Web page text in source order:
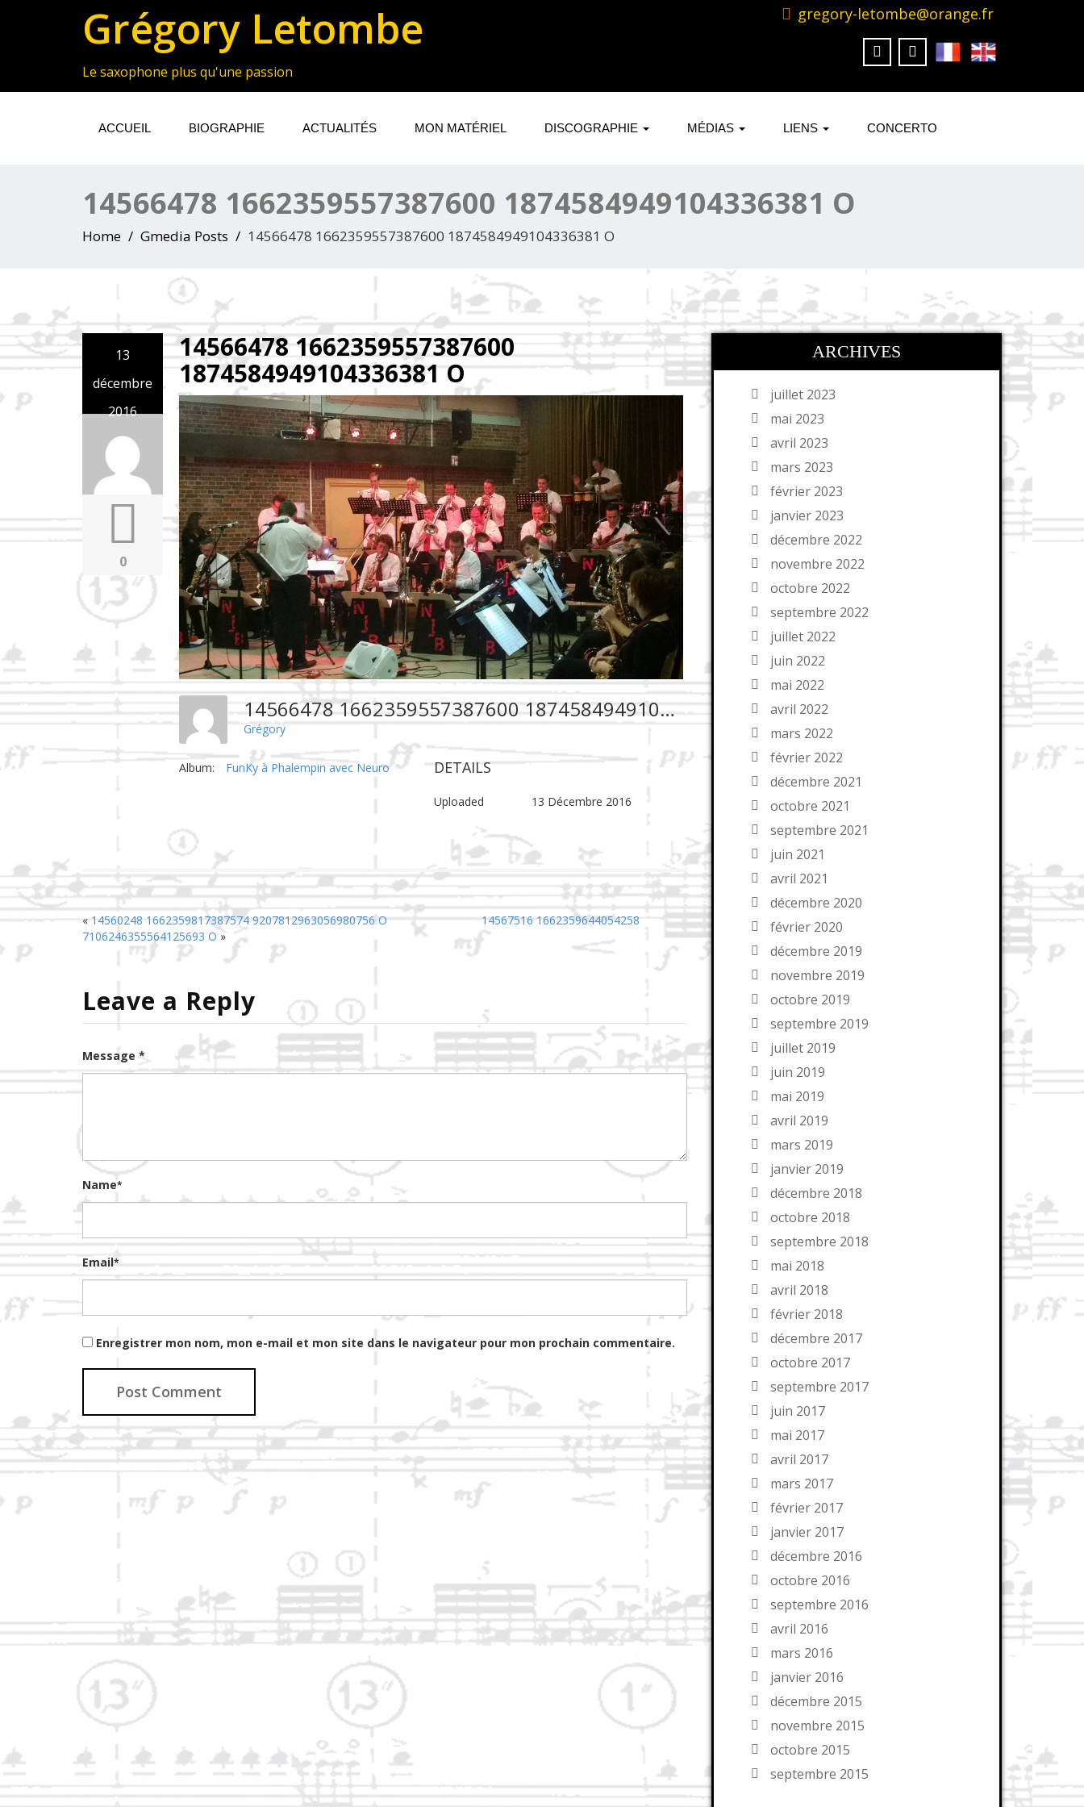
Grégory Letombe
Le saxophone plus qu'une passion
gregory-letombe@orange.fr
ACCUEIL BIOGRAPHIE ACTUALITÉS MON MATÉRIEL DISCOGRAPHIE MÉDIAS LIENS CONCERTO
14566478 1662359557387600 1874584949104336381 O
Home Gmedia Posts 14566478 1662359557387600 1874584949104336381 O
13
décembre
2016
0
14566478 1662359557387600
1874584949104336381 O
14566478 1662359557387600 1874584949104336381 O
Grégory
Album: FunKy à Phalempin avec Neuro DETAILS
Uploaded 13 Décembre 2016
« 14560248 1662359817387574 9207812963056980756 O
14567516 1662359644054258
7106246355564125693 O »
Leave a Reply
Message *
Name*
Email*
Enregistrer mon nom, mon e-mail et mon site dans le navigateur pour mon prochain commentaire.
ARCHIVES
juillet 2023
mai 2023
avril 2023
mars 2023
février 2023
janvier 2023
décembre 2022
novembre 2022
octobre 2022
septembre 2022
juillet 2022
juin 2022
mai 2022
avril 2022
mars 2022
février 2022
décembre 2021
octobre 2021
septembre 2021
juin 2021
avril 2021
décembre 2020
février 2020
décembre 2019
novembre 2019
octobre 2019
septembre 2019
juillet 2019
juin 2019
mai 2019
avril 2019
mars 2019
janvier 2019
décembre 2018
octobre 2018
septembre 2018
mai 2018
avril 2018
février 2018
décembre 2017
octobre 2017
septembre 2017
juin 2017
mai 2017
avril 2017
mars 2017
février 2017
janvier 2017
décembre 2016
octobre 2016
septembre 2016
avril 2016
mars 2016
janvier 2016
décembre 2015
novembre 2015
octobre 2015
septembre 2015